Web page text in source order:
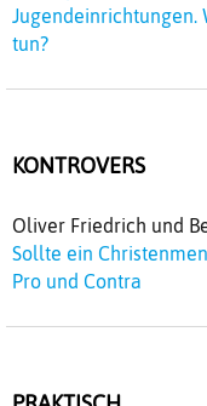
Jugendeinrichtungen.
tun?
KONTROVERS
Oliver Friedrich und
Sollte ein
Pro und Contra